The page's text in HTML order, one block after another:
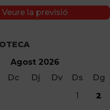
Veure la previsió
Agost 2026
Dc Dj Dv Ds
Dg
1
2